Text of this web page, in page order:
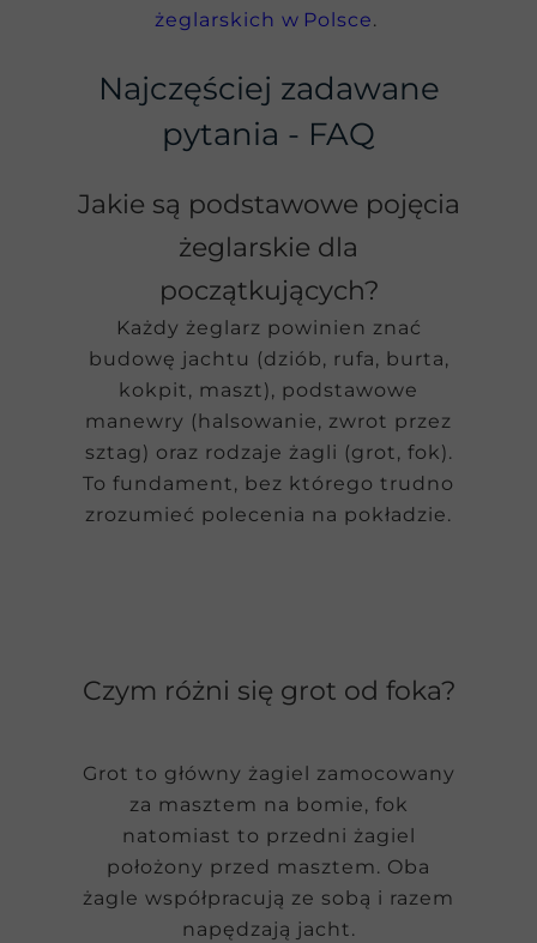
Najczęściej zadawane
pytania - FAQ
Jakie są podstawowe pojęcia
żeglarskie dla
początkujących?
Każdy żeglarz powinien znać
budowę jachtu (dziób, rufa, burta,
kokpit, maszt), podstawowe
manewry (halsowanie, zwrot przez
sztag) oraz rodzaje żagli (grot, fok).
To fundament, bez którego trudno
zrozumieć polecenia na pokładzie.
Czym różni się grot od foka?
Grot to główny żagiel zamocowany
za masztem na bomie, fok
natomiast to przedni żagiel
położony przed masztem. Oba
żagle współpracują ze sobą i razem
napędzają jacht.
żeglarskich w Polsce.